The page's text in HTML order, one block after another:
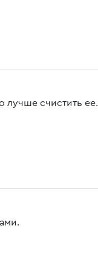
лучше счистить ее.